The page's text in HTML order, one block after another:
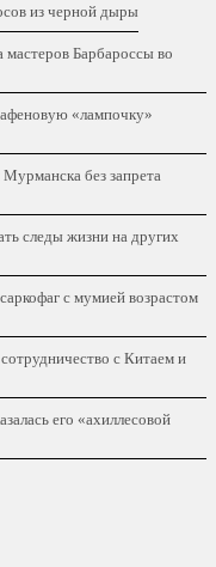
из черной дыры
Барбароссы во
«лампочку»
без запрета
следы жизни на других
с мумией возрастом
с Китаем и
его «ахиллесовой